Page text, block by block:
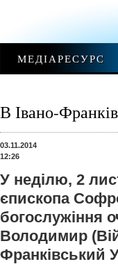
МЕДІАРЕСУРС
В Івано-
03.11.2014
12:26
У неділю, 2
єпископа
богослужіння
Володимир
Франківський